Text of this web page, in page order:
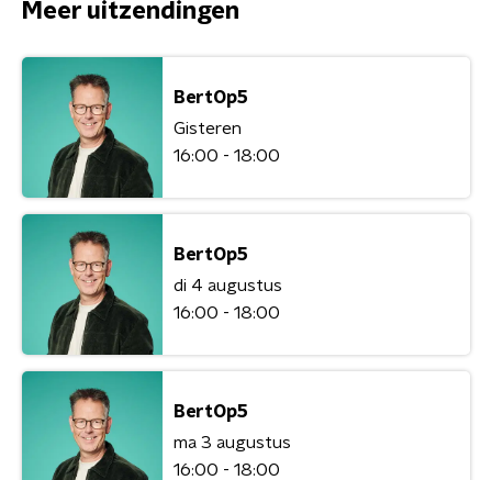
Meer uitzendingen
BertOp5
Gisteren
16:00 - 18:00
BertOp5
di 4 augustus
16:00 - 18:00
BertOp5
ma 3 augustus
16:00 - 18:00